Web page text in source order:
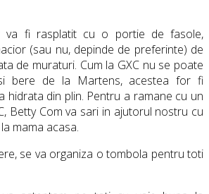
va fi rasplatit cu o portie de fasole,
(sau nu, depinde de preferinte) de
de muraturi. Cum la GXC nu se poate
bere de la Martens, acestea for fi
hidrata din plin. Pentru a ramane cu un
Betty Com va sari in ajutorul nostru cu
mama acasa.
se va organiza o tombola pentru toti